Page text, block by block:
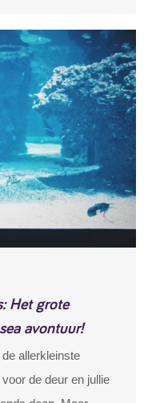
Het grote
avontuur!
allerkleinste
de deur en jullie